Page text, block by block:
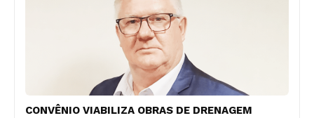
CONVÊNIO VIABILIZA OBRAS DE DRENAGEM